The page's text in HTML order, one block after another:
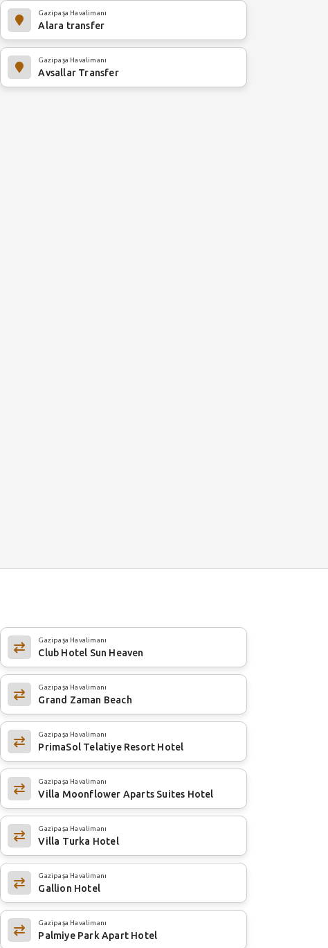
Gazipaşa Havalimanı
Alara transfer
Gazipaşa Havalimanı
Avsallar Transfer
Gazipaşa Havalimanı
Club Hotel Sun Heaven
Gazipaşa Havalimanı
Grand Zaman Beach
Gazipaşa Havalimanı
PrimaSol Telatiye Resort Hotel
Gazipaşa Havalimanı
Villa Moonflower Aparts Suites Hotel
Gazipaşa Havalimanı
Villa Turka Hotel
Gazipaşa Havalimanı
Gallion Hotel
Gazipaşa Havalimanı
Palmiye Park Apart Hotel